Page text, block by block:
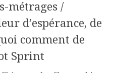
métrages /
d’espérance, de
comment de
Sprint